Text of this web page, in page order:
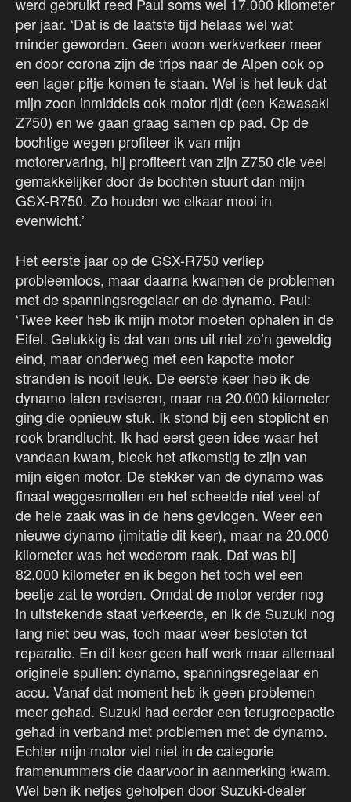
per jaar. ‘Dat is de laatste tijd helaas wel wat
minder geworden. Geen woon-werkverkeer meer
en door corona zijn de trips naar de Alpen ook op
een lager pitje komen te staan. Wel is het leuk dat
mijn zoon inmiddels ook motor rijdt (een Kawasaki
Z750) en we gaan graag samen op pad. Op de
bochtige wegen profiteer ik van mijn
motorervaring, hij profiteert van zijn Z750 die veel
gemakkelijker door de bochten stuurt dan mijn
GSX-R750. Zo houden we elkaar mooi in
evenwicht.’
Het eerste jaar op de GSX-R750 verliep
probleemloos, maar daarna kwamen de problemen
met de spanningsregelaar en de dynamo. Paul:
‘Twee keer heb ik mijn motor moeten ophalen in de
Eifel. Gelukkig is dat van ons uit niet zo’n geweldig
eind, maar onderweg met een kapotte motor
stranden is nooit leuk. De eerste keer heb ik de
dynamo laten reviseren, maar na 20.000 kilometer
ging die opnieuw stuk. Ik stond bij een stoplicht en
rook brandlucht. Ik had eerst geen idee waar het
vandaan kwam, bleek het afkomstig te zijn van
mijn eigen motor. De stekker van de dynamo was
finaal weggesmolten en het scheelde niet veel of
de hele zaak was in de hens gevlogen. Weer een
nieuwe dynamo (imitatie dit keer), maar na 20.000
kilometer was het wederom raak. Dat was bij
82.000 kilometer en ik begon het toch wel een
beetje zat te worden. Omdat de motor verder nog
in uitstekende staat verkeerde, en ik de Suzuki nog
lang niet beu was, toch maar weer besloten tot
reparatie. En dit keer geen half werk maar allemaal
originele spullen: dynamo, spanningsregelaar en
accu. Vanaf dat moment heb ik geen problemen
meer gehad. Suzuki had eerder een terugroepactie
gehad in verband met problemen met de dynamo.
Echter mijn motor viel niet in de categorie
framenummers die daarvoor in aanmerking kwam.
Wel ben ik netjes geholpen door Suzuki-dealer